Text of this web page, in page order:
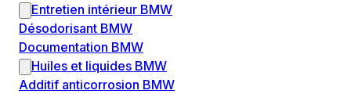
Entretien intérieur BMW
Désodorisant BMW
Documentation BMW
Huiles et liquides BMW
Additif anticorrosion BMW